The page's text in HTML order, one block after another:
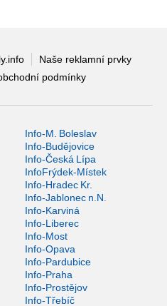
Naše reklamní prvky
podmínky
Info-M. Boleslav
Info-Budějovice
Info-Česká Lípa
InfoFrýdek-Místek
Info-Hradec Kr.
Info-Jablonec n.N.
Info-Karviná
Info-Liberec
Info-Most
Info-Opava
Info-Pardubice
Info-Praha
Info-Prostějov
Info-Třebíč